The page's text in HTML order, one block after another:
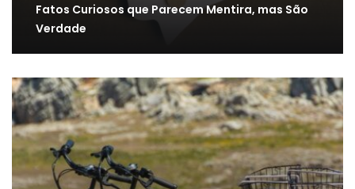
Fatos Curiosos que Parecem Mentira, mas São
Verdade